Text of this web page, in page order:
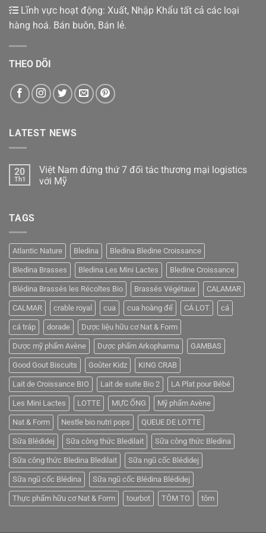
Lĩnh vực hoạt động: Xuất, Nhập Khẩu tất cả các loại
hàng hoá. Bán buôn, Bán lẻ.
THEO DÕI
LATEST NEWS
20
Th1
Việt Nam đứng thứ 7 đối tác thương mại logistics
với Mỹ
đứng
thứ
7
đối
tác
thương
mại
logistics
với
Mỹ
TAGS
Atlantic Nature Bledina Bledina Bledine Croissance
Bledina Brasses Bledina Les Mini Lactes Bledine Croissance
Blédina Brassés les Récoltes Bio Brassés Végétaux CALAMAR
CALMAR crable royal cua cua hoàng đế CÁ LOT cá
cá tráp dorade Dược liệu hữu cơ Nat & Form
Dược mỹ phẩm Avène Dược phẩm Arkopharma GAMBAS
Good Gout Biscuits Goûter Kidz KING CRAB
Lait de Croissance BIO Lait de suite Bio 2 LA Plat pour Bébé
Les Mini Lactes LOTTE MỰC ỐNG Mỹ phẩm Avène
Nat & Form Nestle bio nutri pops QUEUE DE LOTTE
Sữa Blédidej Sữa công thức Bledilait Sữa công thức Bledina
Sữa công thức Bledina Bledilait Sữa ngũ cốc Blédidej
Sữa ngũ cốc Blédina Sữa ngũ cốc Blédina Blédidej
Thực phẩm hữu cơ Nat & Form tourbot TÔM TO tôm